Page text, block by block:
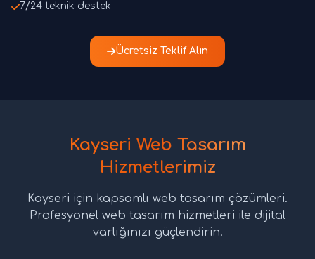
7/24 teknik destek
Ücretsiz Teklif Alın
Kayseri Web Tasarım
Hizmetlerimiz
Kayseri için kapsamlı web tasarım çözümleri.
Profesyonel web tasarım hizmetleri ile dijital
varlığınızı güçlendirin.